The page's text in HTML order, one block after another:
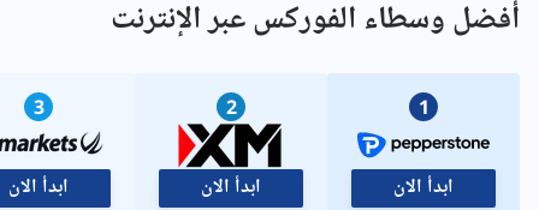
أفضل وسطاء الفوركس عبر الإنترنت
1
ابدأ الان
2
ابدأ الان
3
ابدأ الان